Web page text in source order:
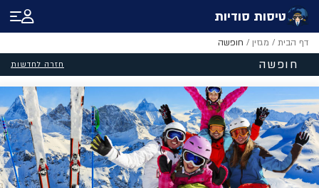
טיסות סודיות
דף הבית / מגזין / חופשה
חופשה חזרה לחדשות